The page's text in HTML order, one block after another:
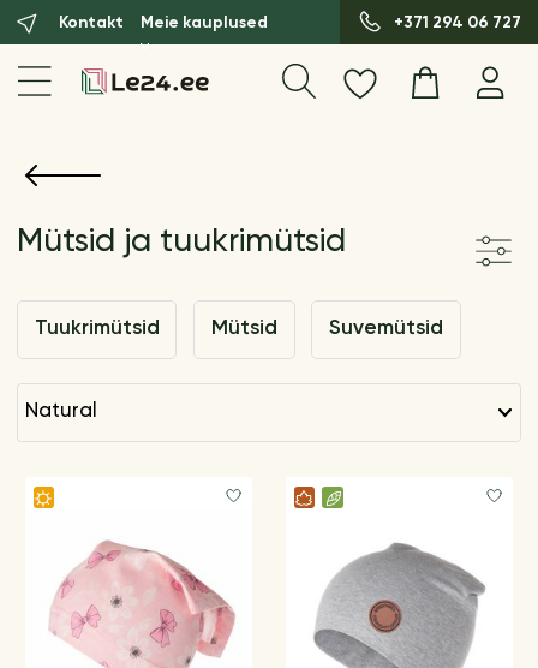
Kontakt Meie kauplused +371 294 06 727
Mütsid ja tuukrimütsid
Tuukrimütsid Mütsid Suvemütsid
natural